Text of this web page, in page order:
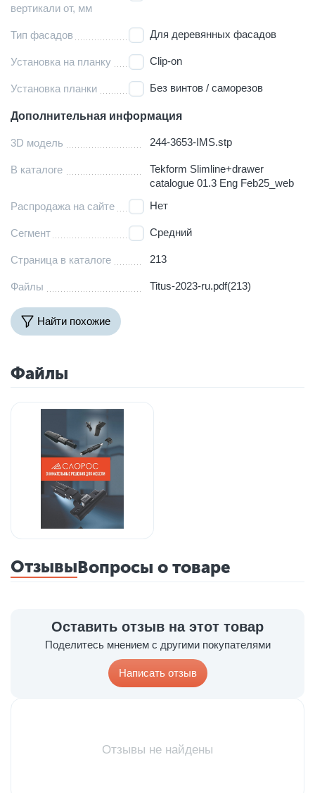
вертикали от, мм
Тип фасадов Для деревянных фасадов
Установка на планку Clip-on
Установка планки Без винтов / саморезов
Дополнительная информация
3D модель 244-3653-IMS.stp
В каталоге
Tekform Slimline+drawer
catalogue 01.3 Eng Feb25_web
Распродажа на сайте
Нет
Сегмент Средний
Страница в каталоге 213
Файлы Titus-2023-ru.pdf(213)
Найти похожие
Файлы
ОтзывыВопросы о товаре
Оставить отзыв на этот товар
Поделитесь мнением с другими покупателями
Написать отзыв
Отзывы не найдены